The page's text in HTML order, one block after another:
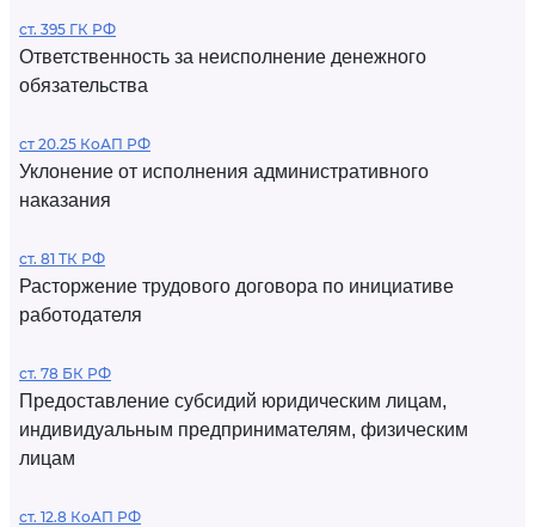
ст. 395 ГК РФ
Ответственность за неисполнение денежного
обязательства
ст 20.25 КоАП РФ
Уклонение от исполнения административного
наказания
ст. 81 ТК РФ
Расторжение трудового договора по инициативе
работодателя
ст. 78 БК РФ
Предоставление субсидий юридическим лицам,
индивидуальным предпринимателям, физическим
лицам
ст. 12.8 КоАП РФ